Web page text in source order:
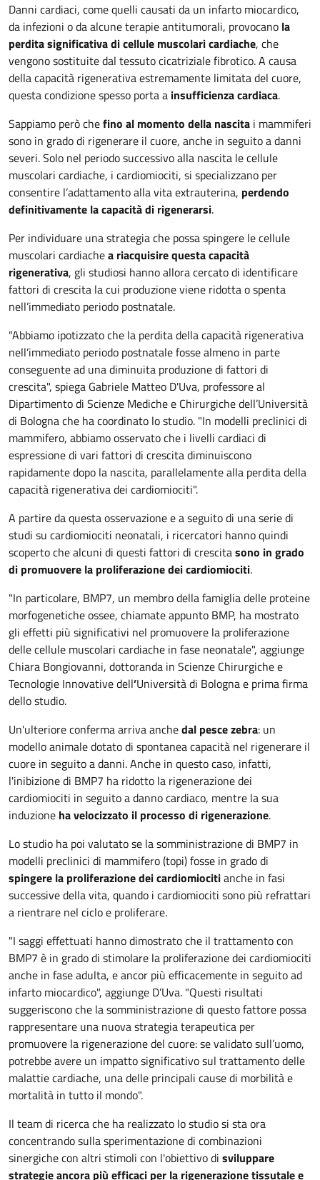
Danni cardiaci, come quelli causati da un infarto miocardico,
da infezioni o da alcune terapie antitumorali, provocano la
perdita significativa di cellule muscolari cardiache, che
vengono sostituite dal tessuto cicatriziale fibrotico. A causa
della capacità rigenerativa estremamente limitata del cuore,
questa condizione spesso porta a insufficienza cardiaca.
Sappiamo però chefino al momento della nascita i mammiferi
sono in grado di rigenerare il cuore, anche in seguito a danni
severi. Solo nel periodo successivo alla nascita le cellule
muscolari cardiache, i cardiomiociti, si specializzano per
consentire l’adattamento alla vita extrauterina, perdendo
definitivamente la capacità di rigenerarsi.
Per individuare una strategia che possa spingere le cellule
muscolari cardiachea riacquisire questa capacità
rigenerativa, gli studiosi hanno allora cercato di identificare
fattori di crescita la cui produzione viene ridotta o spenta
nell’immediato periodo postnatale.
"Abbiamo ipotizzato che la perdita della capacità rigenerativa
nell’immediato periodo postnatale fosse almeno in parte
conseguente ad una diminuita produzione di fattori di
crescita", spiega Gabriele Matteo D'Uva, professore al
Dipartimento di Scienze Mediche e Chirurgiche dell’Università
di Bologna che ha coordinato lo studio. "In modelli preclinici di
mammifero, abbiamo osservato che i livelli cardiaci di
espressione di vari fattori di crescita diminuiscono
rapidamente dopo la nascita, parallelamente alla perdita della
capacità rigenerativa dei cardiomiociti".
A partire da questa osservazione e a seguito di una serie di
studi su cardiomiociti neonatali, i ricercatori hanno quindi
scoperto che alcuni di questi fattori di crescitasono in grado
di promuovere la proliferazione dei cardiomiociti.
"In particolare, BMP7, un membro della famiglia delle proteine
morfogenetiche ossee, chiamate appunto BMP, ha mostrato
gli effetti più significativi nel promuovere la proliferazione
delle cellule muscolari cardiache in fase neonatale", aggiunge
Chiara Bongiovanni, dottoranda in Scienze Chirurgiche e
Tecnologie Innovative dell’Università di Bologna e prima firma
dello studio.
Un'ulteriore conferma arriva anchedal pesce zebra: un
modello animale dotato di spontanea capacità nel rigenerare il
cuore in seguito a danni. Anche in questo caso, infatti,
l'inibizione di BMP7 ha ridotto la rigenerazione dei
cardiomiociti in seguito a danno cardiaco, mentre la sua
induzione ha velocizzato il processo di rigenerazione.
Lo studio ha poi valutato se la somministrazione di BMP7 in
modelli preclinici di mammifero (topi) fosse in grado di
spingere la proliferazione dei cardiomiocitianche in fasi
successive della vita, quando i cardiomiociti sono più refrattari
a rientrare nel ciclo e proliferare.
"I saggi effettuati hanno dimostrato che il trattamento con
BMP7 è in grado di stimolare la proliferazione dei cardiomiociti
anche in fase adulta, e ancor più efficacemente in seguito ad
infarto miocardico", aggiunge D’Uva. "Questi risultati
suggeriscono che la somministrazione di questo fattore possa
rappresentare una nuova strategia terapeutica per
promuovere la rigenerazione del cuore: se validato sull’uomo,
potrebbe avere un impatto significativo sul trattamento delle
malattie cardiache, una delle principali cause di morbilità e
mortalità in tutto il mondo".
Il team di ricerca che ha realizzato lo studio si sta ora
concentrando sulla sperimentazione di combinazioni
sinergiche con altri stimoli con l'obiettivo di sviluppare
strategie ancora più efficaci per la rigenerazione tissutale e